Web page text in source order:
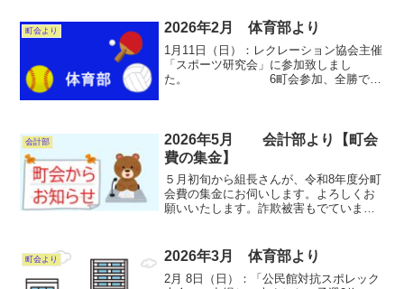
いるものです。風通し...
町会より 2026年2月 体育部より
1月11日（日）：レクレーション協会主催
「スポーツ研究会」に参加致しまし
た。 6町会参加、全勝で西
「ヘルスバレ-大会」参...
会計部
2026年5月 会計部より【町会
費の集金】
５月初旬から組長さんが、令和8年度分町
会費の集金にお伺いします。よろしくお
願いいたします。詐欺被害もでていま
ださい。会計部長
町会より 2026年3月 体育部より
2月 8日（日）：「公民館対抗スポレック